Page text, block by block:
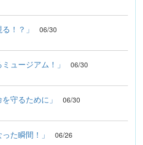
！？」 06/30
ュージアム！」 06/30
守るために」 06/30
た瞬間！」 06/26